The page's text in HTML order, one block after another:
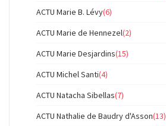
ACTU Marie B. Lévy(6)
ACTU Marie de Hennezel(2)
ACTU Marie Desjardins(15)
ACTU Michel Santi(4)
ACTU Natacha Sibellas(7)
ACTU Nathalie de Baudry d'Asson(13)